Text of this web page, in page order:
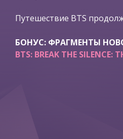
Путешествие BTS
БОНУС: ФРАГМЕНТЫ
BTS: BREAK THE SILENCE: